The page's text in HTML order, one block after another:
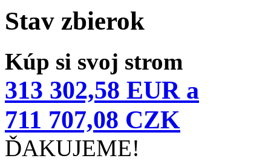
Stav zbierok
Kúp si svoj strom
313 302,58 EUR a
711 707,08 CZK
ĎAKUJEME!